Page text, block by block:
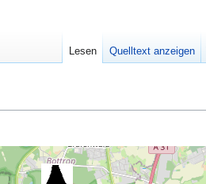
Lesen Quelltext anzeigen